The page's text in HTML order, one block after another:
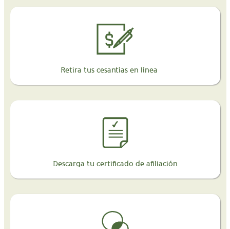
Retira tus cesantías en línea
Descarga tu certificado de afiliación